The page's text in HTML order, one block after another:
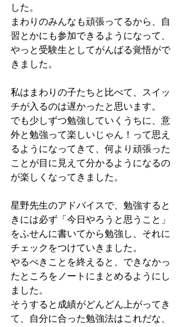
した。
まわりのみんなも頑張ってるから、自
習とかにも参加できるようになって、
やっと受験生としてがんばる覚悟がで
きました。
私はまわりの子たちと比べて、スイッ
チが入るのは遅かったと思います。
でも少しずつ勉強していくうちに、意
外と勉強って楽しいじゃん！って思え
るようになってきて、何より頑張った
ことが目に見えて分かるようになるの
が楽しくなってきました。
星野先生のアドバイスで、勉強すると
きには必ず「今日やろうと思うこと」
をふせんに書いてから勉強し、それに
チェックをつけていきました。
やるべきことを終えると、できなかっ
たところをノートにまとめるようにし
ました。
そうすると成績がどんどん上がってき
て、自分に合った勉強法はこれだな、